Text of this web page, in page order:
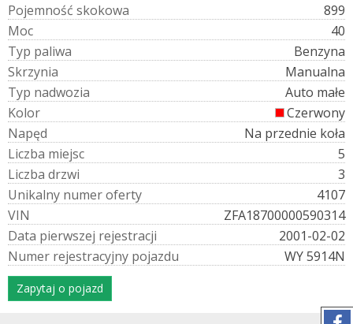
Pojemność skokowa
899
Moc
40
Typ paliwa
Benzyna
Skrzynia
Manualna
Typ nadwozia
Auto małe
Kolor
Czerwony
Napęd
Na przednie koła
Liczba miejsc
5
Liczba drzwi
3
Unikalny numeroferty
4107
VIN
ZFA18700000590314
Data pierwszej rejestracji
2001-02-02
Numer rejestracyjny pojazdu WY 5914N
Zapytaj o pojazd